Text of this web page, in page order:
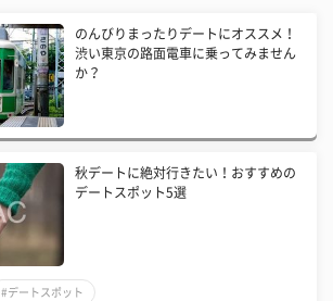
のんびりまったりデートにオススメ！
渋い東京の路面電車に乗ってみません
か？
秋デートに絶対行きたい！おすすめの
デートスポット5選
#デートスポット